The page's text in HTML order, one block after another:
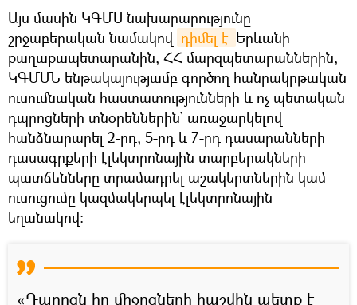
Այս մասին ԿԳՄՍ նախարարությունը
շրջաբերական նամակով դիմել է Երևանի
քաղաքապետարանին, ՀՀ մարզպետարաններին,
ԿԳՄՍՆ ենթակայությամբ գործող հանրակրթական
ուսումնական հաստատությունների և ոչ պետական
դպրոցների տնօրեններին` առաջարկելով
հանձնարարել 2-րդ, 5-րդ և 7-րդ դասարանների
դասագրքերի էլեկտրոնային տարբերակների
պատճենները տրամադրել աշակերտներին կամ
ուսուցումը կազմակերպել էլեկտրոնային
եղանակով:
«Դպրոցն իր միջոցների հաշվին պետք է